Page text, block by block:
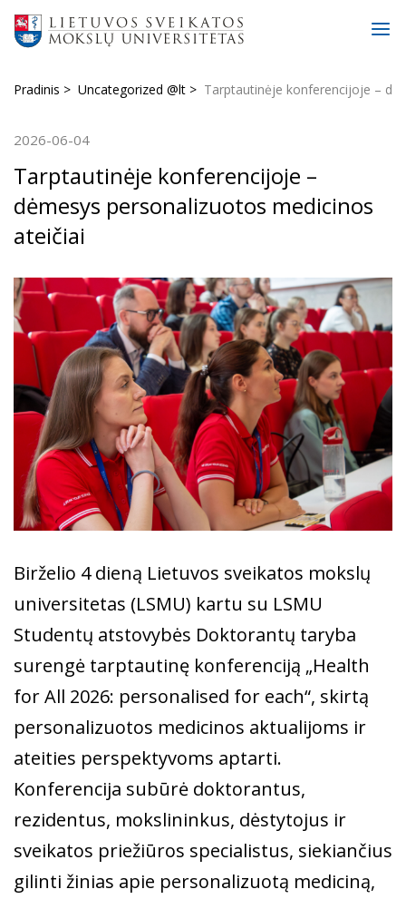
Pradinis Uncategorized @lt Tarptautinėje konferencijoje –
2026-06-04
Tarptautinėje konferencijoje –
dėmesys personalizuotos medicinos
ateičiai
Birželio 4 dieną Lietuvos sveikatos mokslų
universitetas (LSMU) kartu su LSMU
Studentų atstovybės Doktorantų taryba
surengė tarptautinę konferenciją „Health
for All 2026: personalised for each“, skirtą
personalizuotos medicinos aktualijoms ir
ateities perspektyvoms aptarti.
Konferencija subūrė doktorantus,
rezidentus, mokslininkus, dėstytojus ir
sveikatos priežiūros specialistus, siekiančius
gilinti žinias apie personalizuotą mediciną,